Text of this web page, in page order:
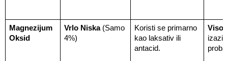
Magnezijum
Oksid
Vrlo Niska (Samo
4%)
Koristi se primarno
kao laksativ ili
antacid.